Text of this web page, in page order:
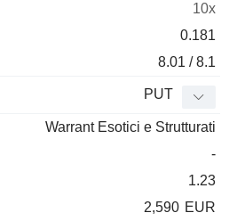
10x
0.181
8.01 / 8.1
PUT
Warrant Esotici e Strutturati
-
1.23
2,590 EUR